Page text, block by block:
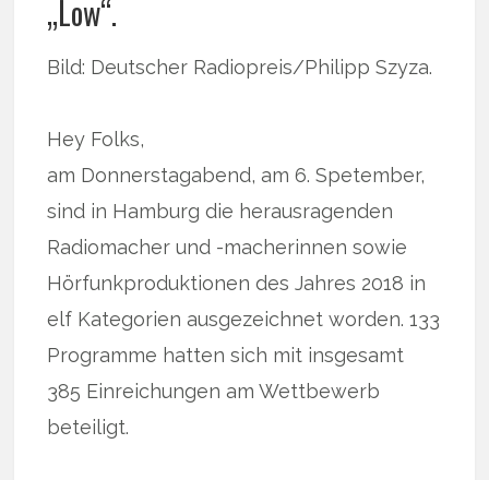
„Low“.
Bild: Deutscher Radiopreis/Philipp Szyza.
Hey Folks,
am Donnerstagabend, am 6. Spetember,
sind in Hamburg die herausragenden
Radiomacher und -macherinnen sowie
Hörfunkproduktionen des Jahres 2018 in
elf Kategorien ausgezeichnet worden. 133
Programme hatten sich mit insgesamt
385 Einreichungen am Wettbewerb
beteiligt.